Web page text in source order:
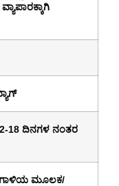
18 ದಿನಗಳ ನಂತರ
ಮೂಲಕ/